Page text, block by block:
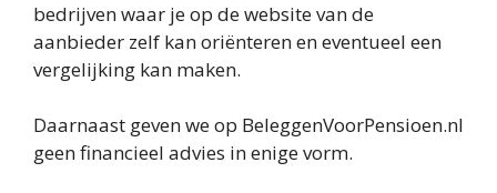
bedrijven waar je op de website van de
aanbieder zelf kan oriënteren en eventueel een
vergelijking kan maken.
Daarnaast geven we op BeleggenVoorPensioen.nl
geen financieel advies in enige vorm.